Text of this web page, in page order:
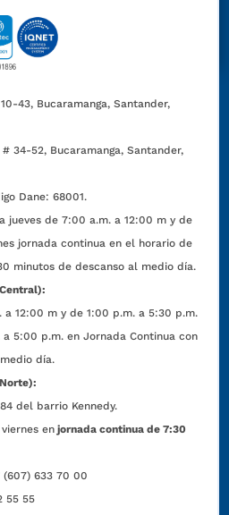
43, Bucaramanga, Santander,
# 34-52, Bucaramanga, Santander,
Dane: 68001.
jueves de 7:00 a.m. a 12:00 m y de
jornada continua en el horario de
minutos de descanso al medio día.
12:00 m y de 1:00 p.m. a 5:30 p.m.
p.m. en Jornada Continua con
día.
del barrio Kennedy.
en jornada continua de 7:30
(607) 633 70 00
55 55